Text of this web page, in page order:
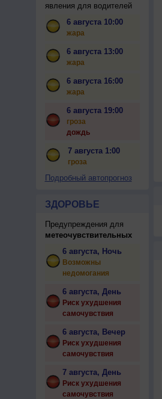
явления для водителей
6 августа 10:00
жара
6 августа 13:00
жара
6 августа 16:00
жара
6 августа 19:00
гроза
дождь
7 августа 1:00
гроза
Подробный автопрогноз
ЗДОРОВЬЕ
Предупреждения для
метеочувствительных
6 августа, Ночь
Возможны
недомогания
6 августа, День
Риск ухудшения
самочувствия
6 августа, Вечер
Риск ухудшения
самочувствия
7 августа, День
Риск ухудшения
самочувствия